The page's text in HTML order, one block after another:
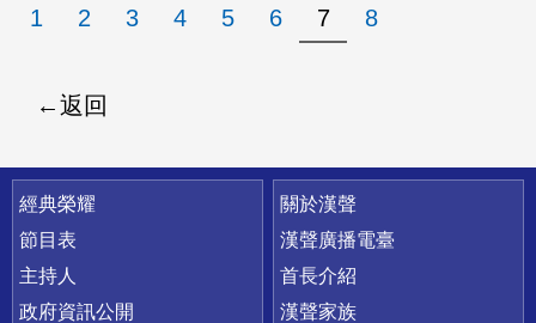
1 2 3 4 5 6 7 8
返回
快速連結
經典榮耀
節目表
主持人
政府資訊公開
關於漢聲
漢聲廣播電臺
首長介紹
漢聲家族